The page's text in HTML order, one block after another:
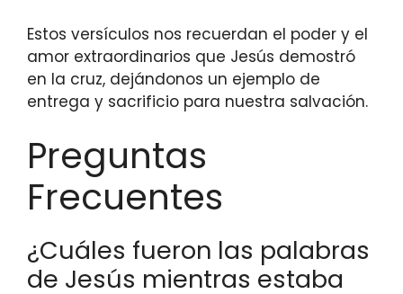
Estos versículos nos recuerdan el poder y el
amor extraordinarios que Jesús demostró
en la cruz, dejándonos un ejemplo de
entrega y sacrificio para nuestra salvación.
Preguntas
Frecuentes
¿Cuáles fueron las palabras
de Jesús mientras estaba